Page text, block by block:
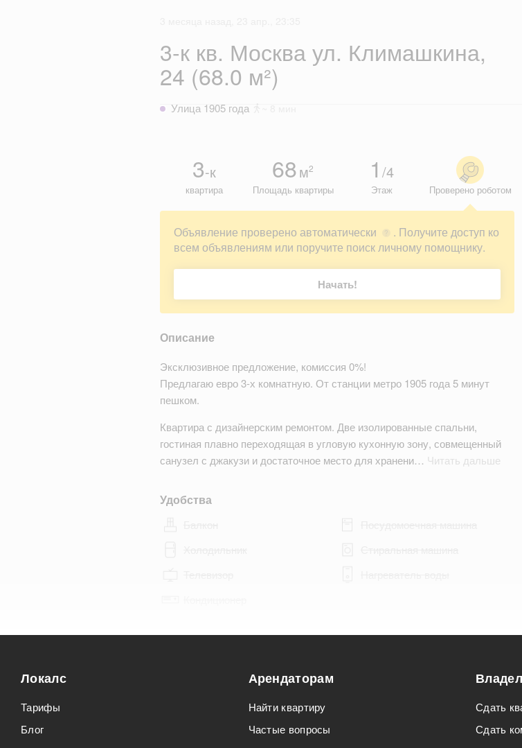
3-к кв. Москва ул. Климашкина,
24 (68.0 м²)
Улица 1905 года
3-к
квартира
68м2
Площадь квартиры
1 /4
Этаж Проверено роботом
Объявление проверено автоматически ?
. Получите доступ ко
всем объявлениям или поручите поиск личному помощнику.
Начать!
Описание
Эксклюзивное предложение, комиссия 0%!
Предлагаю евро 3-х комнатную. От станции метро 1905 года 5 минут
пешком.
Квартира с дизайнерским ремонтом. Две изолированные спальни,
гостиная плавно переходящая в угловую кухонную зону, совмещенный
санузел с джакузи и достаточное место для хранени… Читать дальше
Удобства
Локалс
Тарифы
Блог
Арендаторам
Найти квартиру
Частые вопросы
Сдать
Сдать